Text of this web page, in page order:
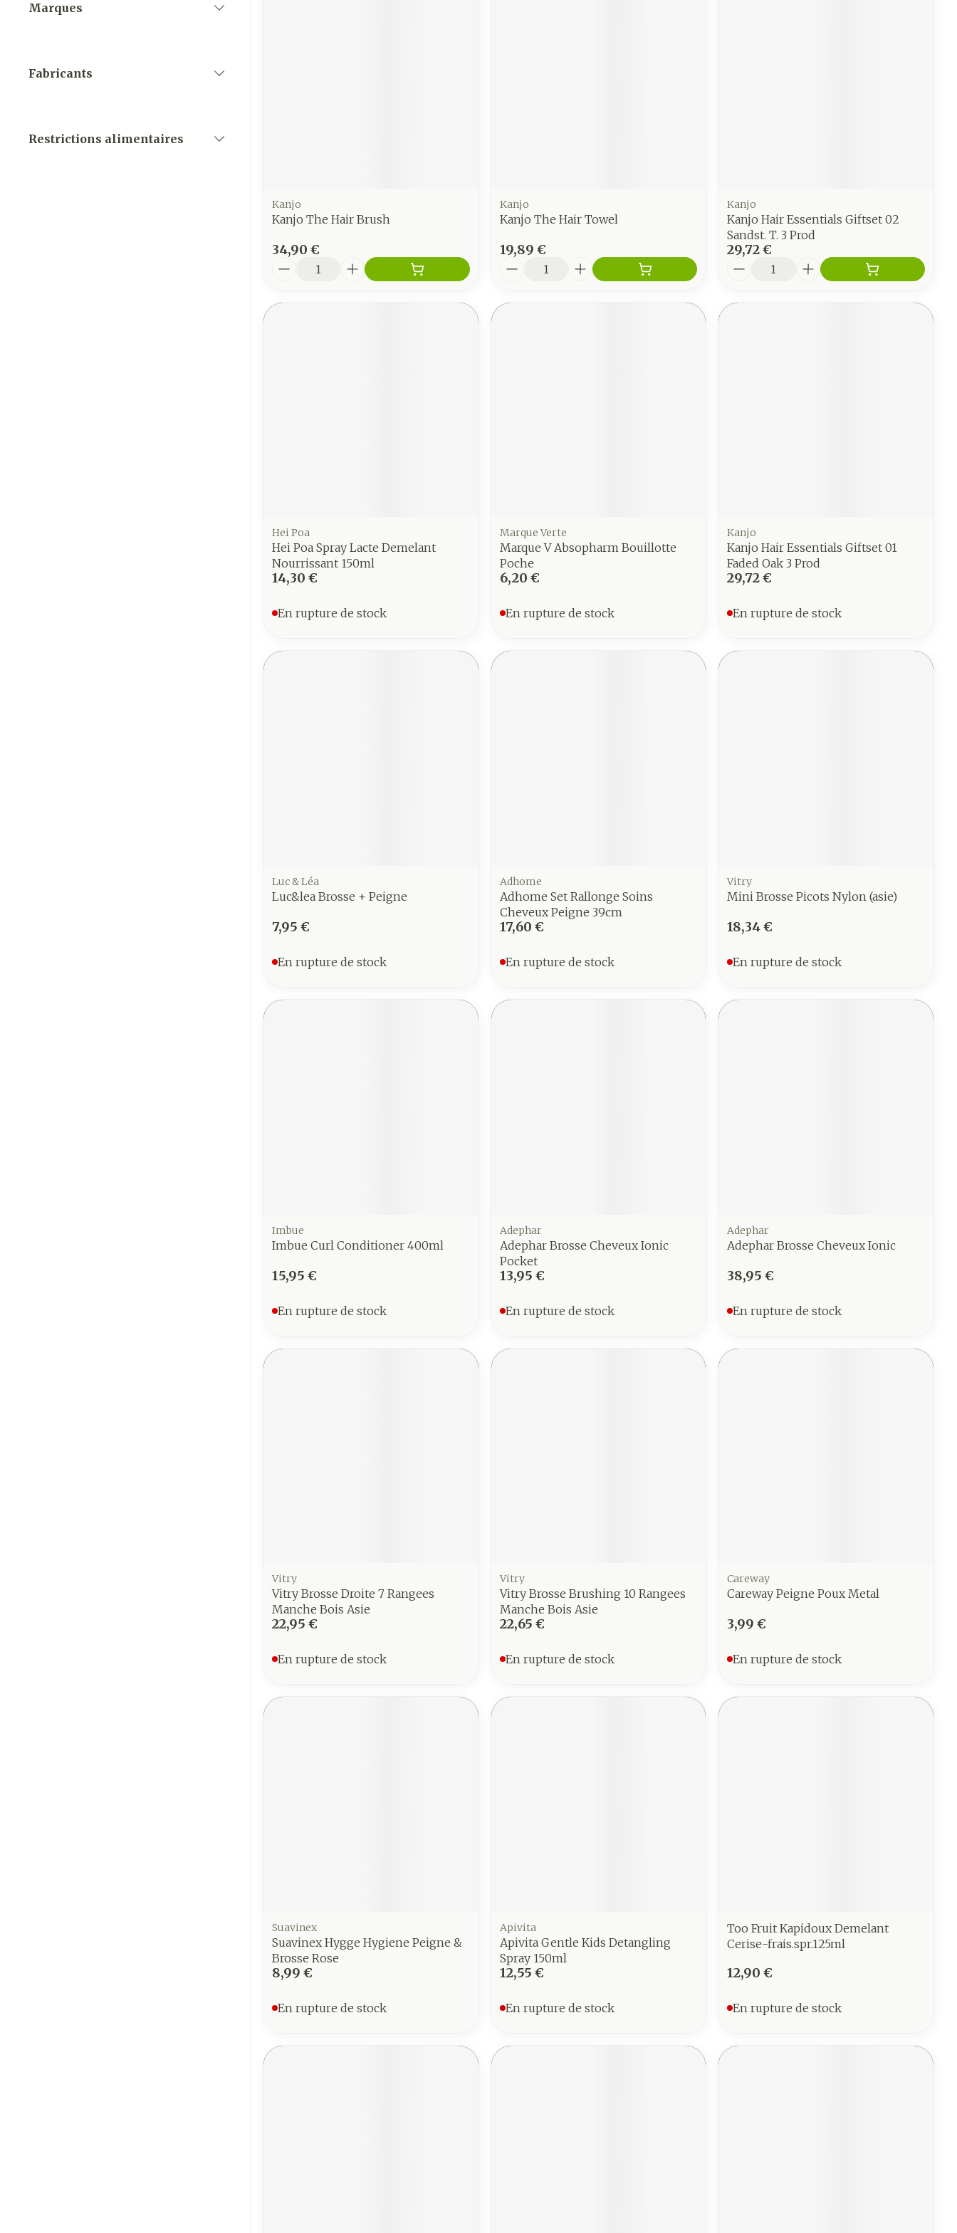
Marques
Fabricants
Restrictions alimentaires
Kanjo
Kanjo The Hair Brush
34,90 €
Quantité
Kanjo
Kanjo The Hair Towel
19,89 €
Quantité
Kanjo
Kanjo Hair Essentials Giftset 02
Sandst. T. 3 Prod
29,72 €
Quantité
Hei Poa
Hei Poa Spray Lacte Demelant
Nourrissant 150ml
14,30 €
En rupture de stock
Marque Verte
Marque V Absopharm Bouillotte
Poche
6,20 €
En rupture de stock
Kanjo
Kanjo Hair Essentials Giftset 01
Faded Oak 3 Prod
29,72 €
En rupture de stock
Luc & Léa
Luc&lea Brosse + Peigne
7,95 €
En rupture de stock
Adhome
Adhome Set Rallonge Soins
Cheveux Peigne 39cm
17,60 €
En rupture de stock
Vitry
Mini Brosse Picots Nylon (asie)
18,34 €
En rupture de stock
Imbue
Imbue Curl Conditioner 400ml
15,95 €
En rupture de stock
Adephar
Adephar Brosse Cheveux Ionic
Pocket
13,95 €
En rupture de stock
Adephar
Adephar Brosse Cheveux Ionic
38,95 €
En rupture de stock
Vitry
Vitry Brosse Droite 7 Rangees
Manche Bois Asie
22,95 €
En rupture de stock
Vitry
Vitry Brosse Brushing 10 Rangees
Manche Bois Asie
22,65 €
En rupture de stock
Careway
Careway Peigne Poux Metal
3,99 €
En rupture de stock
Suavinex
Suavinex Hygge Hygiene Peigne &
Brosse Rose
8,99 €
En rupture de stock
Apivita
Apivita Gentle Kids Detangling
Spray 150ml
12,55 €
En rupture de stock
Too Fruit Kapidoux Demelant
Cerise-frais.spr.125ml
12,90 €
En rupture de stock